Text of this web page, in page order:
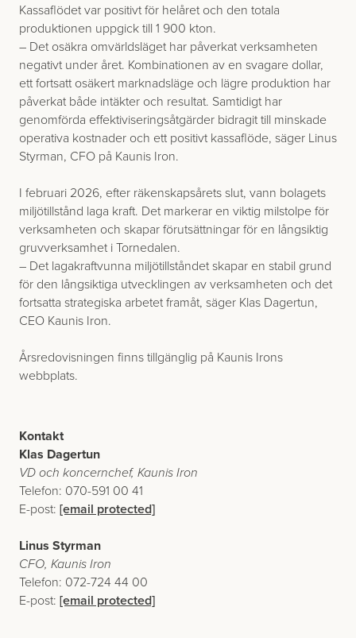
Kassaflödet var positivt för helåret och den totala
produktionen uppgick till 1 900 kton.
– Det osäkra omvärldsläget har påverkat verksamheten
negativt under året. Kombinationen av en svagare dollar,
ett fortsatt osäkert marknadsläge och lägre produktion har
påverkat både intäkter och resultat. Samtidigt har
genomförda effektiviseringsåtgärder bidragit till minskade
operativa kostnader och ett positivt kassaflöde, säger Linus
Styrman, CFO på Kaunis Iron.
I februari 2026, efter räkenskapsårets slut, vann bolagets
miljötillstånd laga kraft. Det markerar en viktig milstolpe för
verksamheten och skapar förutsättningar för en långsiktig
gruvverksamhet i Tornedalen.
– Det lagakraftvunna miljötillståndet skapar en stabil grund
för den långsiktiga utvecklingen av verksamheten och det
fortsatta strategiska arbetet framåt, säger Klas Dagertun,
CEO Kaunis Iron.
Årsredovisningen finns tillgänglig på Kaunis Irons
webbplats.
Kontakt
Klas Dagertun
VD och koncernchef, Kaunis Iron
Telefon: 070-591 00 41
E-post: [email protected]
Linus Styrman
CFO, Kaunis Iron
Telefon: 072-724 44 00
E-post: [email protected]